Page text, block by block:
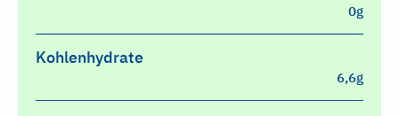
0g
Kohlenhydrate
6,6g